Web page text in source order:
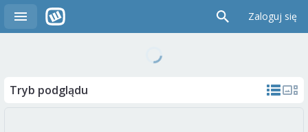
Zaloguj się
Tryb podglądu